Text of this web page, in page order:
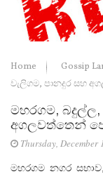
Home Gossip
වැලිගම, පානදුර සහ
මහරගම, බදුල්ල,
අගලවත්තෙන්
Thursday, December
මහරගම නගර සභාව,